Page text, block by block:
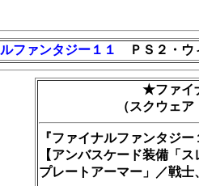
ファンタジー１１ ＰＳ２・ウ
★ファイ
（スクウェ
『ファイナルファンタジ
【アンバスケード装備「ス
プレートアーマー」／戦